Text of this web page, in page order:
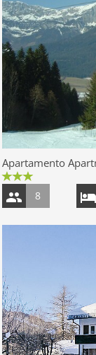
Apartamento
8